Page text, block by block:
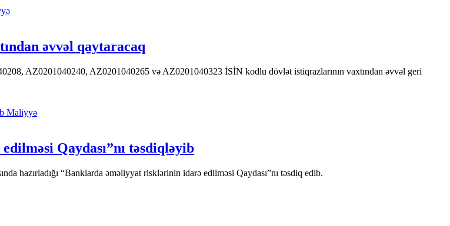
əvvəl qaytaracaq
AZ0201040240, AZ0201040265 və AZ0201040323 İSİN kodlu dövlət istiqrazlarının vaxtından əvvəl geri
Maliyyə
Qaydası”nı təsdiqləyib
hazırladığı “Banklarda əməliyyat risklərinin idarə edilməsi Qaydası”nı təsdiq edib.